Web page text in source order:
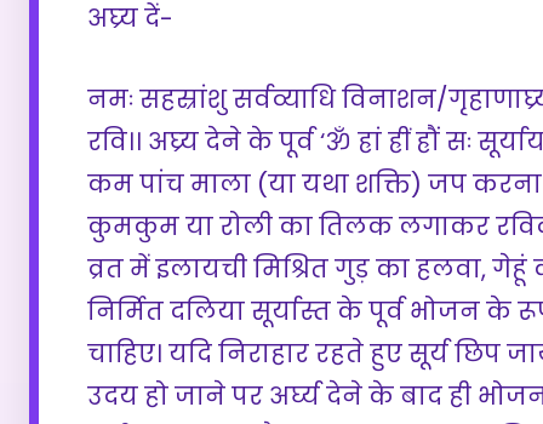
अघ्र्य दें-
नमः सहस्रांशु सर्वव्याधि विनाशन/
रवि।। अघ्र्य देने के पूर्व ‘ॐ ह्रां ह्रीं ह्रौं सः
कम पांच माला (या यथा शक्ति) जप
कुमकुम या रोली का तिलक लगाकर
व्रत में इलायची मिश्रित गुड़ का हलवा, गेहूं
निर्मित दलिया सूर्यास्त के पूर्व भोजन के
चाहिए। यदि निराहार रहते हुए सूर्य छिप
उदय हो जाने पर अर्घ्य देने के बाद ही